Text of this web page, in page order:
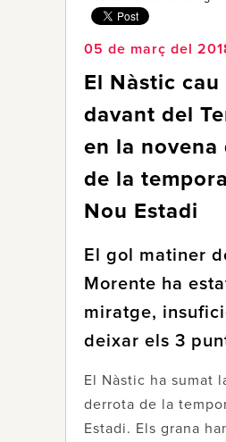
05 de març del
El Nàstic cau
davant del
en la novena
de la
Nou Estadi
El gol matiner
Morente ha
miratge,
deixar els 3
El Nàstic ha sumat
derrota de la
Estadi. Els grana